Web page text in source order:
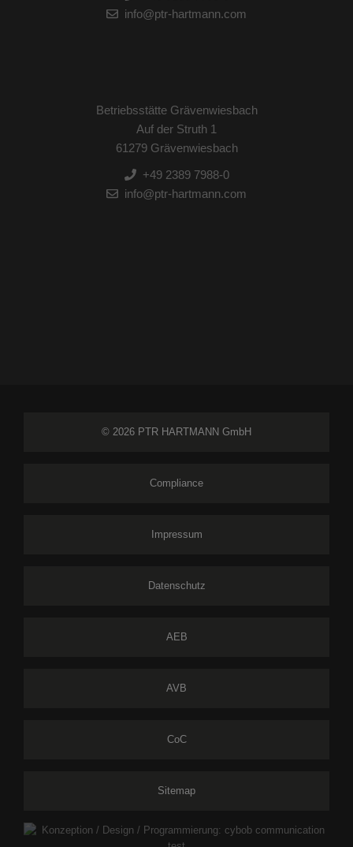
info@ptr-hartmann.com
Betriebsstätte Grävenwiesbach
Auf der Struth 1
61279 Grävenwiesbach
+49 2389 7988-0
info@ptr-hartmann.com
© 2026 PTR HARTMANN GmbH
Compliance
Impressum
Datenschutz
AEB
AVB
CoC
Sitemap